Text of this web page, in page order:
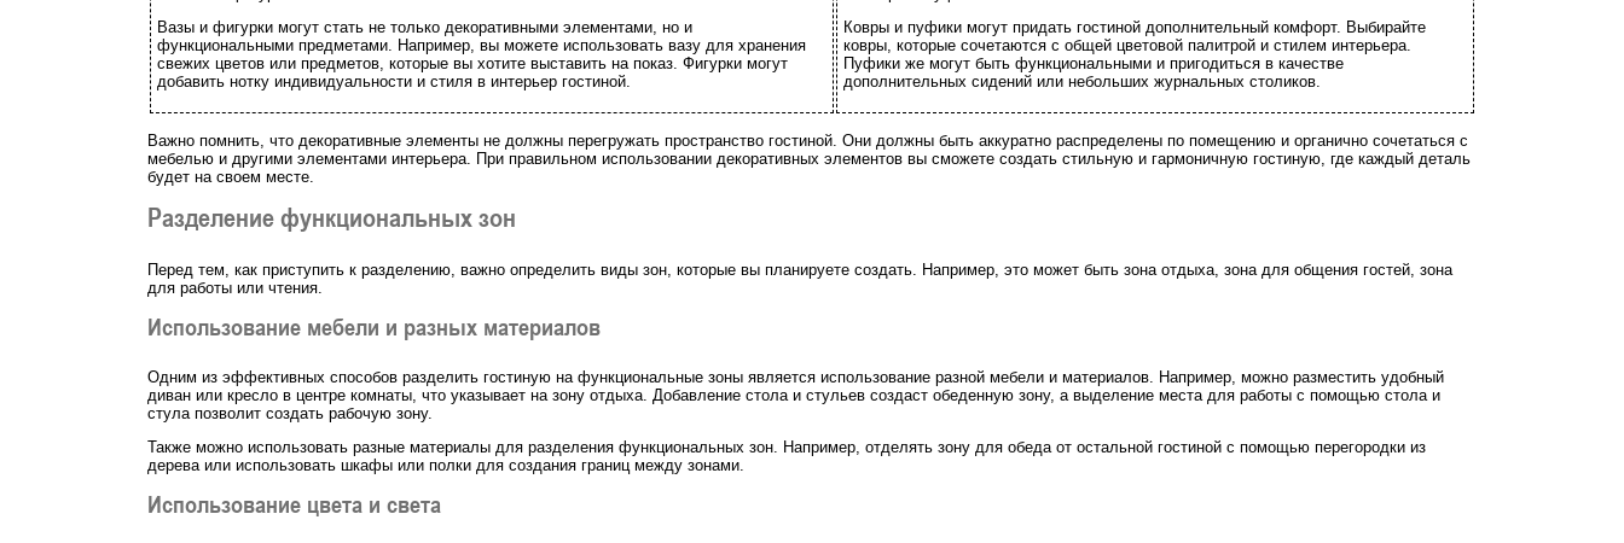
Вазы и фигурки могут стать не только декоративными элементами, но и
функциональными предметами. Например, вы можете использовать вазу для хранения
свежих цветов или предметов, которые вы хотите выставить на показ. Фигурки могут
добавить нотку индивидуальности и стиля в интерьер гостиной.
Ковры и пуфики могут придать гостиной дополнительный комфорт. Выбирайте
ковры, которые сочетаются с общей цветовой палитрой и стилем интерьера.
Пуфики же могут быть функциональными и пригодиться в качестве
дополнительных сидений или небольших журнальных столиков.
Важно помнить, что декоративные элементы не должны перегружать пространство гостиной. Они должны быть аккуратно распределены по помещению и органично сочетаться с
мебелью и другими элементами интерьера. При правильном использовании декоративных элементов вы сможете создать стильную и гармоничную гостиную, где каждый деталь
будет на своем месте.
Разделение функциональных зон
Перед тем, как приступить к разделению, важно определить виды зон, которые вы планируете создать. Например, это может быть зона отдыха, зона для общения гостей, зона
для работы или чтения.
Использование мебели и разных материалов
Одним из эффективных способов разделить гостиную на функциональные зоны является использование разной мебели и материалов. Например, можно разместить удобный
диван или кресло в центре комнаты, что указывает на зону отдыха. Добавление стола и стульев создаст обеденную зону, а выделение места для работы с помощью стола и
стула позволит создать рабочую зону.
Также можно использовать разные материалы для разделения функциональных зон. Например, отделять зону для обеда от остальной гостиной с помощью перегородки из
дерева или использовать шкафы или полки для создания границ между зонами.
Использование цвета и света